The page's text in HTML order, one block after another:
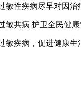
敏性疾病尽早对因治
敏共病 护卫全民健康
敏疾病，促进健康生